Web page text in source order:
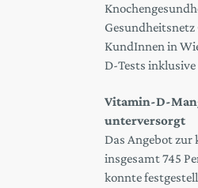
KundInnen in
D-Tests
Vitamin-D-
unterversorgt
Das Angebot
insgesamt 745
konnte